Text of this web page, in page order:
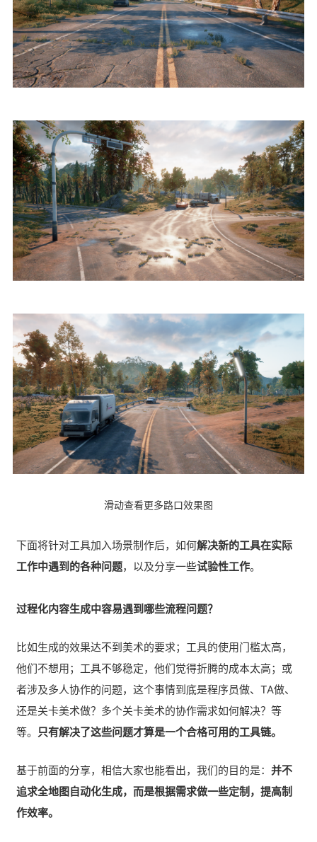
滑动查看更多路口效果图
下面将针对工具加入场景制作后，如何解决新的工具在实际
工作中遇到的各种问题，以及分享一些试验性工作。
过程化内容生成中容易遇到哪些流程问题？
比如生成的效果达不到美术的要求；工具的使用门槛太高，
他们不想用；工具不够稳定，他们觉得折腾的成本太高；或
者涉及多人协作的问题，这个事情到底是程序员做、TA做、
还是关卡美术做？多个关卡美术的协作需求如何解决？等
等。 只有解决了这些问题才算是一个合格可用的工具链。
基于前面的分享，相信大家也能看出，我们的目的是： 并不
追求全地图自动化生成，而是根据需求做一些定制，提高制
作效率。